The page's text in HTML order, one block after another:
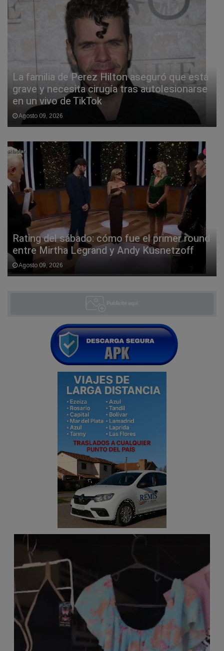
La familia de Perez Hilton aseguró que está
grave y necesita cirugía tras autolesionarse
en un vivo de TikTok
Agosto 09, 2026
Rating del sábado: cómo fue el primer round
entre Mirtha Legrand y Andy Kusnetzoff
Agosto 09, 2026